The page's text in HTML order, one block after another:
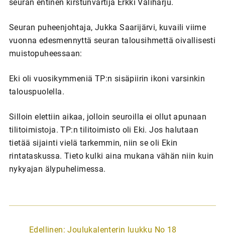
seuran entinen kirstunvartija Erkki Väliharju.
Seuran puheenjohtaja, Jukka Saarijärvi, kuvaili viime
vuonna edesmennyttä seuran talousihmettä oivallisesti
muistopuheessaan:
Eki oli vuosikymmeniä TP:n sisäpiirin ikoni varsinkin
talouspuolella.
Silloin elettiin aikaa, jolloin seuroilla ei ollut apunaan
tilitoimistoja. TP:n tilitoimisto oli Eki. Jos halutaan
tietää sijainti vielä tarkemmin, niin se oli Ekin
rintataskussa. Tieto kulki aina mukana vähän niin kuin
nykyajan älypuhelimessa.
A
Edellinen: Joulukalenterin luukku No 18